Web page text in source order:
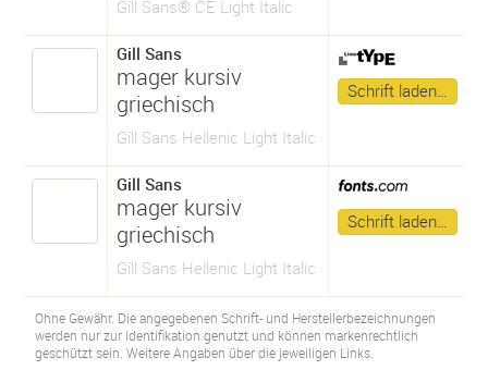
Gill Sans® CE Light Italic
Gill Sans
mager kursiv
griechisch
Gill Sans Hellenic Light Italic
Schrift laden…
Gill Sans
mager kursiv
griechisch
Gill Sans Hellenic Light Italic
Schrift laden…
Ohne Gewähr. Die angegebenen Schrift- und Herstellerbezeichnungen
werden nur zur Identifikation genutzt und können markenrechtlich
geschützt sein. Weitere Angaben über die jeweiligen Links.